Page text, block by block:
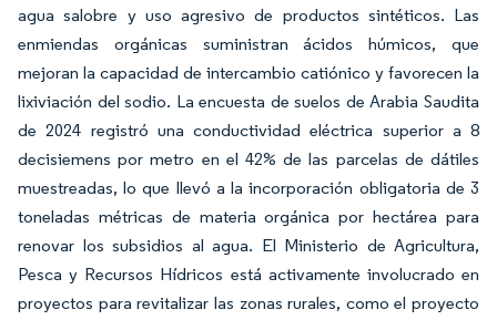
agua salobre y uso agresivo de productos sintéticos. Las
enmiendas orgánicas suministran ácidos húmicos, que
mejoran la capacidad de intercambio catiónico y favorecen la
lixiviación del sodio. La encuesta de suelos de Arabia Saudita
de 2024 registró una conductividad eléctrica superior a 8
decisiemens por metro en el 42% de las parcelas de dátiles
muestreadas, lo que llevó a la incorporación obligatoria de 3
toneladas métricas de materia orgánica por hectárea para
renovar los subsidios al agua. El Ministerio de Agricultura,
Pesca y Recursos Hídricos está activamente involucrado en
proyectos para revitalizar las zonas rurales, como el proyecto